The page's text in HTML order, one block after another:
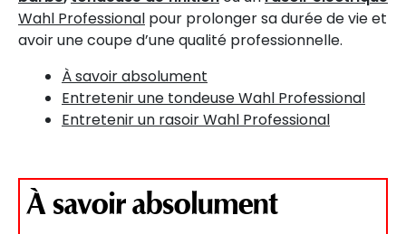
Wahl Professional pour prolonger sa durée de vie et
avoir une coupe d’une qualité professionnelle.
À savoir absolument
Entretenir une tondeuse Wahl Professional
Entretenir un rasoir Wahl Professional
À savoir absolument